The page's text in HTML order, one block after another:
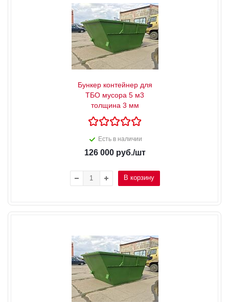
Бункер контейнер для
ТБО мусора 5 м3
толщина 3 мм
Есть в наличии
126 000руб./шт
В корзину